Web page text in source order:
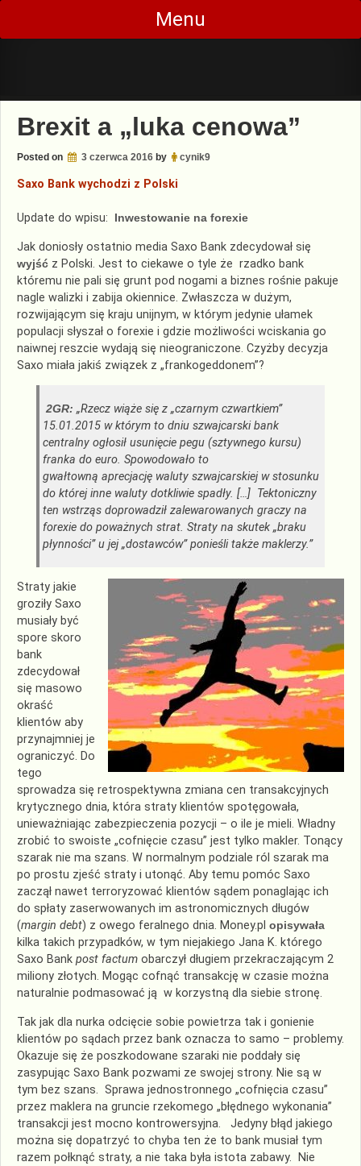
Skip
content
Menu
Brexit a „luka cenowa”
Posted on 3 czerwca 2016 by cynik9
Saxo Bank wychodzi z Polski
Update do wpisu: Inwestowanie na forexie
Jak doniosły ostatnio media Saxo Bank zdecydował się
wyjść z Polski. Jest to ciekawe o tyle że rzadko bank
któremu nie pali się grunt pod nogami a biznes rośnie pakuje
nagle walizki i zabija okiennice. Zwłaszcza w dużym,
rozwijającym się kraju unijnym, w którym jedynie ułamek
populacji słyszał o forexie i gdzie możliwości wciskania go
naiwnej reszcie wydają się nieograniczone. Czyżby decyzja
Saxo miała jakiś związek z „frankogeddonem”?
2GR: „Rzecz wiąże się z „czarnym czwartkiem”
15.01.2015 w którym to dniu szwajcarski bank
centralny ogłosił usunięcie pegu (sztywnego kursu)
franka do euro. Spowodowało to
gwałtowną aprecjację waluty szwajcarskiej w stosunku
do której inne waluty dotkliwie spadły. […] Tektoniczny
ten wstrząs doprowadził zalewarowanych graczy na
forexie do poważnych strat. Straty na skutek „braku
płynności” u jej „dostawców” ponieśli także maklerzy.”
Straty jakie
groziły Saxo
musiały być
spore skoro
bank
zdecydował
się masowo
okraść
klientów aby
przynajmniej je
ograniczyć. Do
tego
sprowadza się retrospektywna zmiana cen transakcyjnych
krytycznego dnia, która straty klientów spotęgowała,
unieważniając zabezpieczenia pozycji – o ile je mieli. Władny
zrobić to swoiste „cofnięcie czasu” jest tylko makler. Tonący
szarak nie ma szans. W normalnym podziale ról szarak ma
po prostu zjeść straty i utonąć. Aby temu pomóc Saxo
zaczął nawet terroryzować klientów sądem ponaglając ich
do spłaty zaserwowanych im astronomicznych długów
(margin debt) z owego feralnego dnia. Money.pl opisywała
kilka takich przypadków, w tym niejakiego Jana K. którego
Saxo Bank post factum obarczył długiem przekraczającym 2
miliony złotych. Mogąc cofnąć transakcję w czasie można
naturalnie podmasować ją w korzystną dla siebie stronę.
Tak jak dla nurka odcięcie sobie powietrza tak i gonienie
klientów po sądach przez bank oznacza to samo – problemy.
Okazuje się że poszkodowane szaraki nie poddały się
zasypując Saxo Bank pozwami ze swojej strony. Nie są w
tym bez szans. Sprawa jednostronnego „cofnięcia czasu”
przez maklera na gruncie rzekomego „błędnego wykonania”
transakcji jest mocno kontrowersyjna. Jedyny błąd jakiego
można się dopatrzyć to chyba ten że to bank musiał tym
razem połknąć straty, a nie taka była istota zabawy. Nie